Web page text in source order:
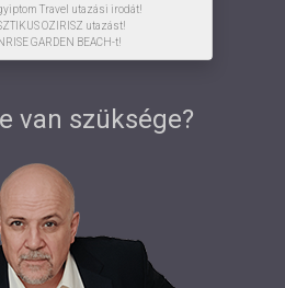
Travel utazási irodát!
OZIRISZ utazást!
GARDEN BEACH-t!
van szüksége?